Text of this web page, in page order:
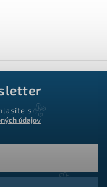
s
údajov